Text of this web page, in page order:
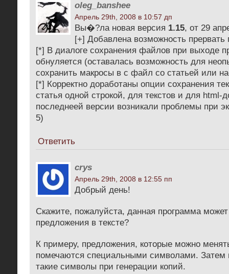
oleg_banshee
Апрель 29th, 2008 в 10:57 дп
Вы�?ла новая версия 1.15, от 29
[+] Добавлена возможность прервать
[*] В диалоге сохранения файлов при выходе
обнуляется (оставалась возможность для
сохранить макросы в с файл со статьей или
[*] Корректно доработаны опции сохранения
статья одной строкой, для текстов и для html-
последнеей версии возникали проблемы при
5)
Ответить
crys
Апрель 29th, 2008 в 12:55 пп
Добрый день!
Скажите, пожалуйста, данная программа
предложения в тексте?
К примеру, предложения, которые можно
помечаются специальными символами. Затем
такие символы при генерации копий.